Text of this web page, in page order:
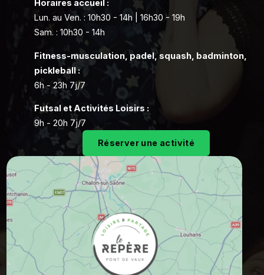
Horaires accueil :
Lun. au Ven. : 10h30 - 14h | 16h30 - 19h
Sam. : 10h30 - 14h
Fitness-musculation, padel, squash, badminton,
pickleball :
6h - 23h 7j/7
Futsal et Activités Loisirs :
9h - 20h 7j/7
Réserver une activité